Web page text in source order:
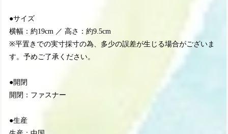
●サイズ
横幅：約19cm ／ 高さ：約9.5cm
※平置きでの実寸採寸の為、多少の誤差が生じる場合がございま
す。予めご了承ください。
●開閉
開閉：ファスナー
●生産